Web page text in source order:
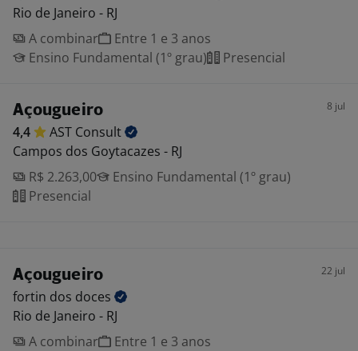
Rio de Janeiro - RJ
A combinar
Entre 1 e 3 anos
Ensino Fundamental (1º grau)
Presencial
Açougueiro 8 jul
4,4 AST Consult
Campos dos Goytacazes - RJ
R$ 2.263,00
Ensino Fundamental (1º grau)
Presencial
Açougueiro 22 jul
fortin dos doces
Rio de Janeiro - RJ
A combinar
Entre 1 e 3 anos